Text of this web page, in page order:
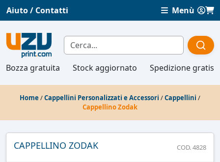
Aiuto / Contatti Menù
Bozza gratuita Stock aggiornato Spedizione gratis
Home /Cappellini Personalizzati e Accessori /Cappellini /
Cappellino Zodak
CAPPELLINO ZODAK COD. 4828